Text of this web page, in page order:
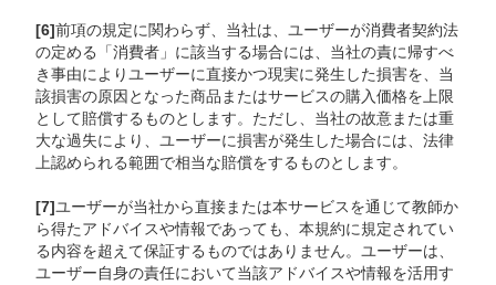
[6]前項の規定に関わらず、当社は、ユーザーが消費者契約法
の定める「消費者」に該当する場合には、当社の責に帰すべ
き事由によりユーザーに直接かつ現実に発生した損害を、当
該損害の原因となった商品またはサービスの購入価格を上限
として賠償するものとします。ただし、当社の故意または重
大な過失により、ユーザーに損害が発生した場合には、法律
上認められる範囲で相当な賠償をするものとします。
[7]ユーザーが当社から直接または本サービスを通じて教師か
ら得たアドバイスや情報であっても、本規約に規定されてい
る内容を超えて保証するものではありません。ユーザーは、
ユーザー自身の責任において当該アドバイスや情報を活用す